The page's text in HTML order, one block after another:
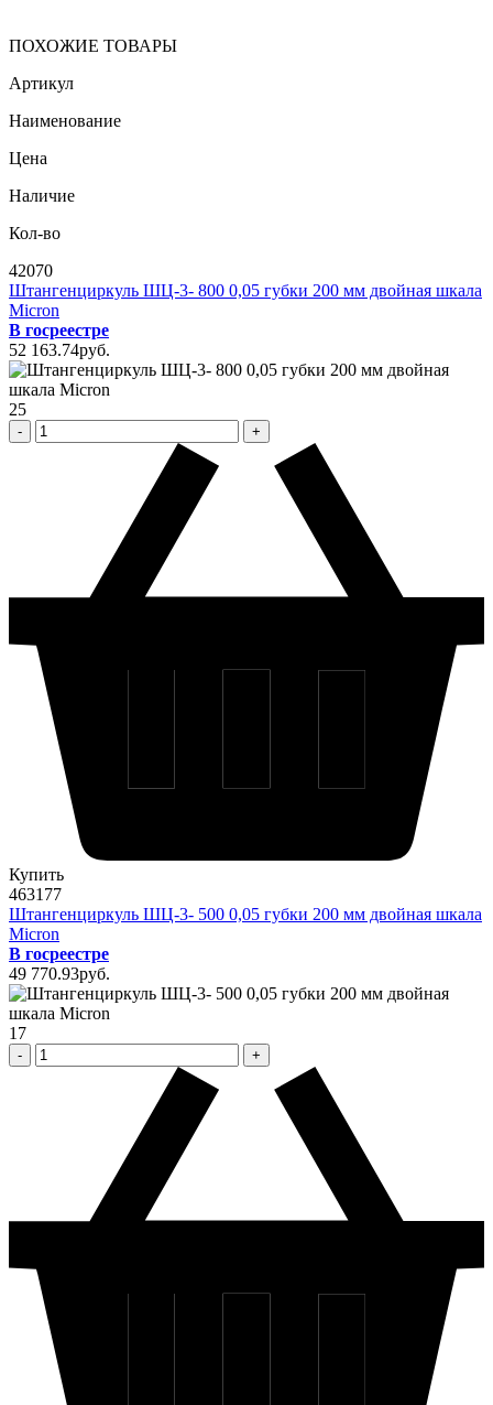
ПОХОЖИЕ ТОВАРЫ
Артикул
Наименование
Цена
Наличие
Кол-во
42070
Штангенциркуль ШЦ-3- 800 0,05 губки 200 мм двойная шкала
Micron
В госреестре
52 163.74pуб.
25
Купить
463177
Штангенциркуль ШЦ-3- 500 0,05 губки 200 мм двойная шкала
Micron
В госреестре
49 770.93pуб.
17